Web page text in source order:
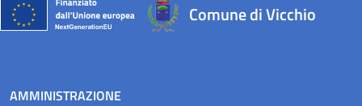
Comune di Vicchio
AMMINISTRAZIONE